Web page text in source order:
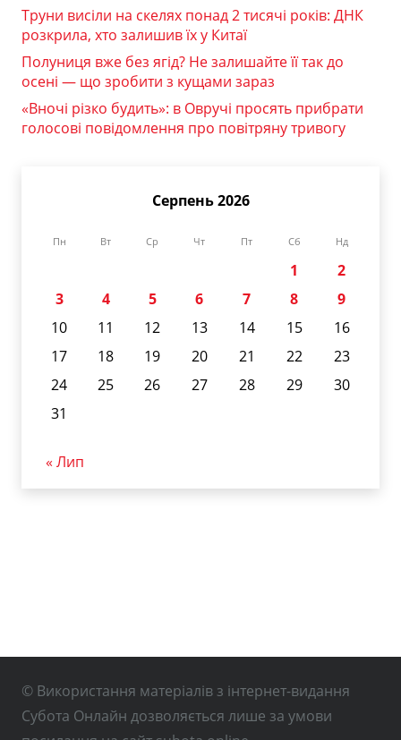
Труни висіли на скелях понад 2 тисячі років: ДНК
розкрила, хто залишив їх у Китаї
Полуниця вже без ягід? Не залишайте її так до
осені — що зробити з кущами зараз
«Вночі різко будить»: в Овручі просять прибрати
голосові повідомлення про повітряну тривогу
Серпень 2026
Пн Вт Ср Чт Пт Сб Нд
1
2
3
4 5 6 7 8
9
10
11 12 13 14 15
16
17
18 19 20 21 22
23
24
25 26 27 28 29
30
31
« Лип
© Використання матеріалів з інтернет-видання
Субота Онлайн дозволяється лише за умови